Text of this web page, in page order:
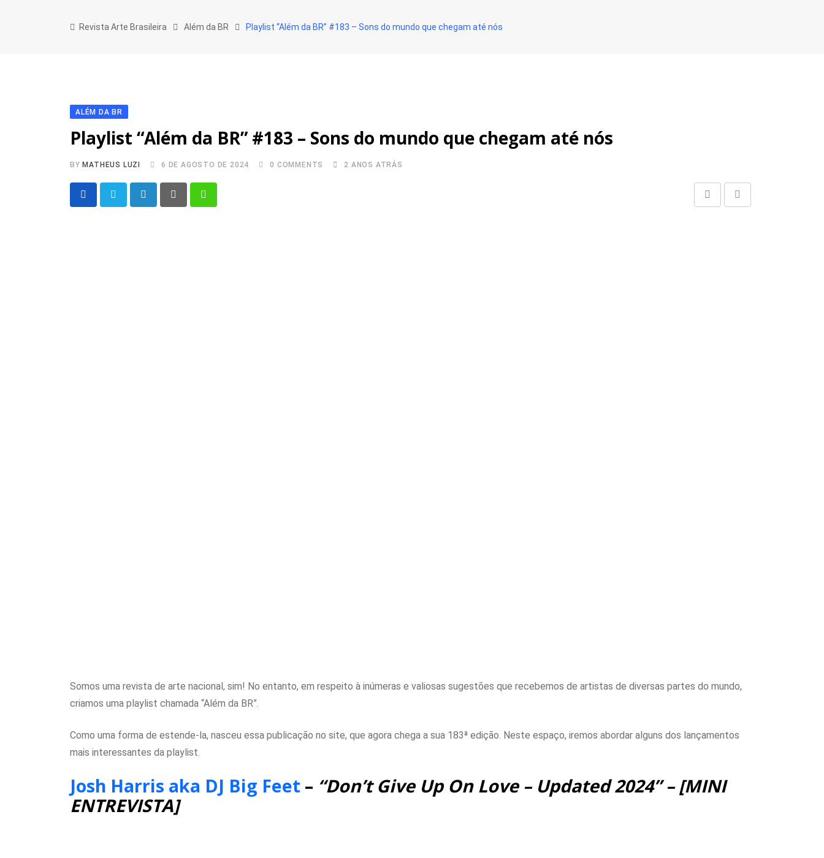
Revista Arte Brasileira Além da BR Playlist “Além da BR” #183 – Sons do mundo que chegam até nós
ALÉM DA BR
Playlist “Além da BR” #183 – Sons do mundo que chegam até nós
BY MATHEUS LUZI 6 DE AGOSTO DE 2024 0 COMMENTS 2 ANOS ATRÁS
LinkedIn
Somos uma revista de arte nacional, sim! No entanto, em respeito à inúmeras e valiosas sugestões que recebemos de artistas de diversas partes do mundo,
criamos uma playlist chamada “Além da BR”.
Como uma forma de estende-la, nasceu essa publicação no site, que agora chega a sua 183ª edição. Neste espaço, iremos abordar alguns dos lançamentos
mais interessantes da playlist.
Josh Harris aka DJ Big Feet – “Don’t Give Up On Love – Updated 2024” – [MINI
ENTREVISTA]